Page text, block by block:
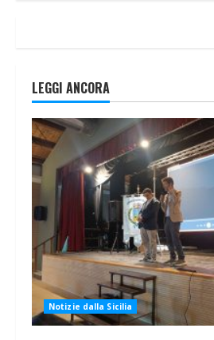
LEGGI ANCORA
Notizie dalla Sicilia